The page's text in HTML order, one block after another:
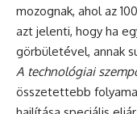
mozognak, ahol az
azt jelenti, hogy ha
görbületével, annak
A technológiai
összetettebb